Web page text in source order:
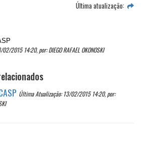
Última atualização:
2015 14:20, por: DIEGO RAFAEL OKONOSKI
Última Atualização: 13/02/2015 14:20, por: